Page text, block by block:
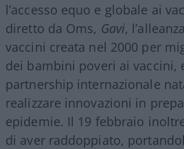
l’accesso equo e globale ai
diretto da Oms, Gavi,
vaccini creata nel 2000 per
dei bambini poveri ai vaccini,
partnership internazionale
realizzare innovazioni in
epidemie. Il 19 febbraio
di aver raddoppiato,